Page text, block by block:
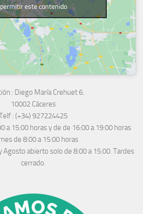
permitir este contenido
: Diego María Crehuet 6.
10002 Cáceres
: (+34) 927224425
a 15:00 horas y de de 16:00 a 19:00 horas
de 8:00 a 15:00 horas
Agosto abierto solo de 8:00 a 15:00. Tardes
cerrado.